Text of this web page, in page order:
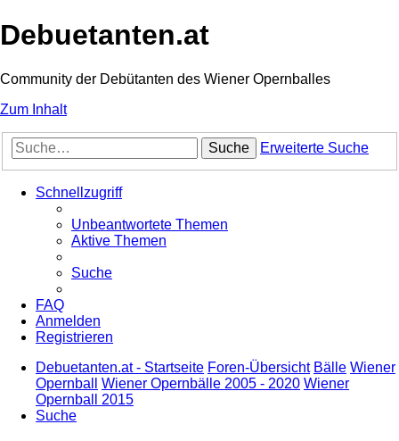
Debuetanten.at
Community der Debütanten des Wiener Opernballes
Zum Inhalt
Suche Erweiterte Suche
Schnellzugriff
Unbeantwortete Themen
Aktive Themen
Suche
FAQ
Anmelden
Registrieren
Debuetanten.at - Startseite Foren-Übersicht Bälle Wiener
Opernball
Wiener Opernbälle 2005 - 2020 Wiener
Opernball 2015
Suche